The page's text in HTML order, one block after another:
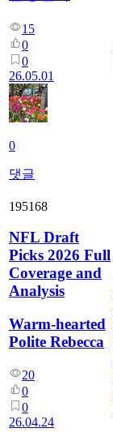
15
0
0
26.05.01
0
댓글
195168
NFL Draft
Picks 2026 Full
Coverage and
Analysis
Warm-hearted
Polite Rebecca
20
0
0
26.04.24